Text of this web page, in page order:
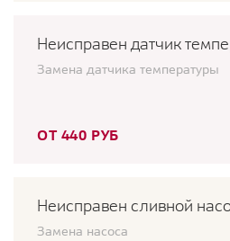
Неисправен датчик
Замена датчика температуры
ОТ 440 РУБ
Неисправен сливной
Замена насоса